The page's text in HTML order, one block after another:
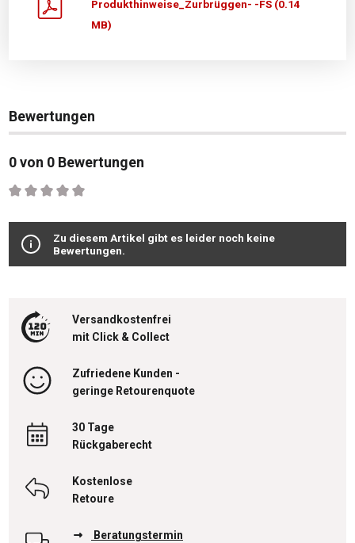
Produkthinweise_Zurbrüggen- -FS (0.14
MB)
Bewertungen
0 von 0 Bewertungen
Durchschnittliche Bewertung von 0 von 5 Sternen
Zu diesem Artikel gibt es leider noch keine
Bewertungen.
Versandkostenfrei
mit Click & Collect
Zufriedene Kunden -
geringe Retourenquote
30 Tage
Rückgaberecht
Kostenlose
Retoure
Beratungstermin